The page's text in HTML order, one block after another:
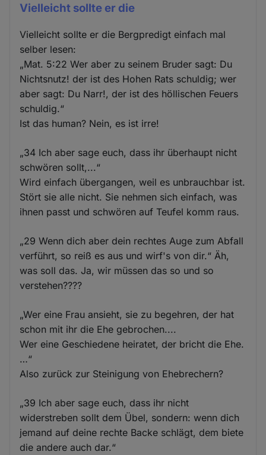
Vielleicht sollte er die
Vielleicht sollte er die Bergpredigt einfach mal
selber lesen:
„Mat. 5:22 Wer aber zu seinem Bruder sagt: Du
Nichtsnutz! der ist des Hohen Rats schuldig; wer
aber sagt: Du Narr!, der ist des höllischen Feuers
schuldig.“
Ist das human? Nein, es ist irre!
„34 Ich aber sage euch, dass ihr überhaupt nicht
schwören sollt,...“
Wird einfach übergangen, weil es unbrauchbar ist.
Stört sie alle nicht. Sie nehmen sich einfach, was
ihnen passt und schwören auf Teufel komm raus.
„29 Wenn dich aber dein rechtes Auge zum Abfall
verführt, so reiß es aus und wirf's von dir.“ Äh,
was soll das. Ja, wir müssen das so und so
verstehen????
„Wer eine Frau ansieht, sie zu begehren, der hat
schon mit ihr die Ehe gebrochen....
Wer eine Geschiedene heiratet, der bricht die Ehe.
…“
Also zurück zur Steinigung von Ehebrechern?
„39 Ich aber sage euch, dass ihr nicht
widerstreben sollt dem Übel, sondern: wenn dich
jemand auf deine rechte Backe schlägt, dem biete
die andere auch dar.“